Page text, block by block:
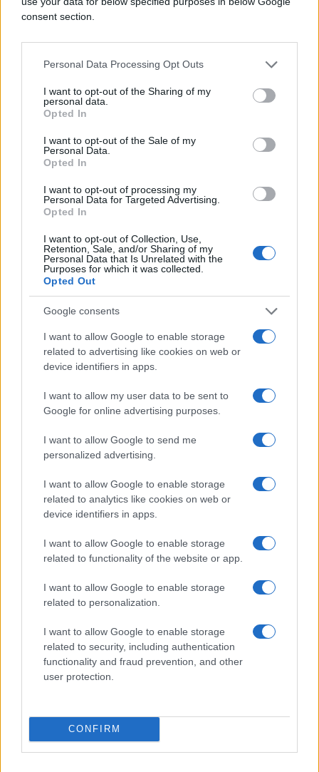
consent section.
Personal Data Processing Opt Outs
I want to opt-out of the Sharing of my
personal data.
Opted In
I want to opt-out of the Sale of my
Personal Data.
Opted In
I want to opt-out of processing my
Personal Data for Targeted Advertising.
Opted In
I want to opt-out of Collection, Use,
Retention, Sale, and/or Sharing of my
Personal Data that Is Unrelated with the
Purposes for which it was collected.
Opted Out
Google consents
I want to allow Google to enable storage
related to advertising like cookies on web or
device identifiers in apps.
I want to allow my user data to be sent to
Google for online advertising purposes.
I want to allow Google to send me
personalized advertising.
I want to allow Google to enable storage
related to analytics like cookies on web or
device identifiers in apps.
I want to allow Google to enable storage
related to functionality of the website or app.
I want to allow Google to enable storage
related to personalization.
I want to allow Google to enable storage
related to security, including authentication
functionality and fraud prevention, and other
user protection.
CONFIRM
#Sudan #vojska